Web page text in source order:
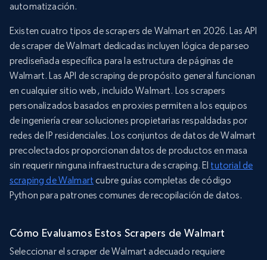
automatización.
Existen cuatro tipos de scrapers de Walmart en 2026. Las API
de scraper de Walmart dedicadas incluyen lógica de parseo
prediseñada específica para la estructura de páginas de
Walmart. Las API de scraping de propósito general funcionan
en cualquier sitio web, incluido Walmart. Los scrapers
personalizados basados en proxies permiten a los equipos
de ingeniería crear soluciones propietarias respaldadas por
redes de IP residenciales. Los conjuntos de datos de Walmart
precolectados proporcionan datos de productos en masa
sin requerir ninguna infraestructura de scraping. El tutorial de
scraping de Walmart cubre guías completas de código
Python para patrones comunes de recopilación de datos.
Cómo Evaluamos Estos Scrapers de Walmart
Seleccionar el scraper de Walmart adecuado requiere